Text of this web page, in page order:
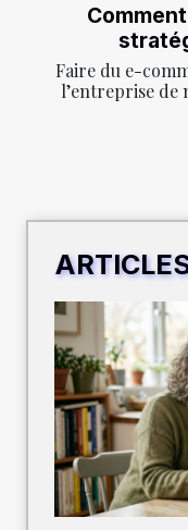
Faire du e-
l’entreprise de